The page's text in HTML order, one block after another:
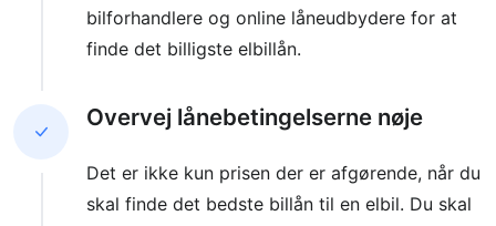
bilforhandlere og online låneudbydere for at
finde det billigste elbillån.
Overvej lånebetingelserne nøje
Det er ikke kun prisen der er afgørende, når du
skal finde det bedste billån til en elbil. Du skal